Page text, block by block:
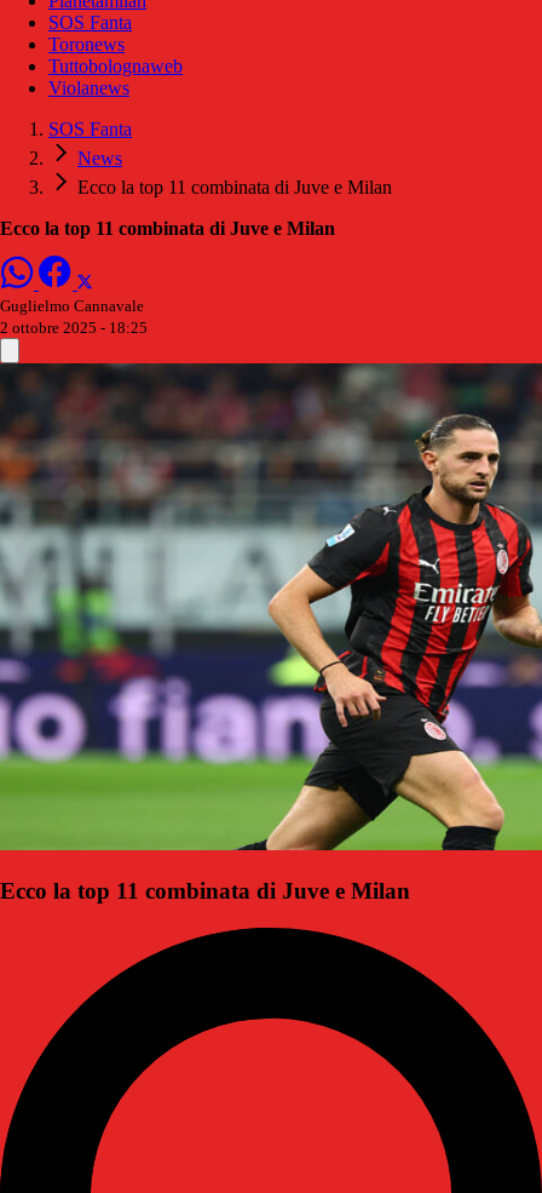
SOS Fanta
Toronews
Tuttobolognaweb
Violanews
SOS Fanta
News
Ecco la top 11 combinata di Juve e Milan
Ecco la top 11 combinata di Juve e Milan
Guglielmo Cannavale
2 ottobre 2025 - 18:25
Ecco la top 11 combinata di Juve e Milan